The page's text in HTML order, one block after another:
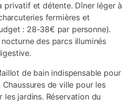
privatif et détente. Dîner léger à
fermières et
: 28-38€ par personne).
des parcs illuminés
de bain indispensable pour
de ville pour les
jardins. Réservation du